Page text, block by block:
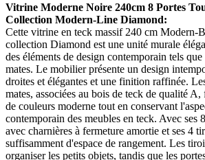
Vitrine Moderne Noire 240cm 8 Portes
Collection Modern-Line Diamond:
Cette vitrine en teck massif 240 cm Modern-
collection Diamond est une unité murale
des éléments de design contemporain tels
mates. Le mobilier présente un design
droites et élégantes et une finition raffinée.
mates, associées au bois de teck de qualité
de couleurs moderne tout en conservant
contemporain des meubles en teck. Avec ses
avec charnières à fermeture amortie et ses 4
suffisamment d'espace de rangement. Les
organiser les petits objets, tandis que les